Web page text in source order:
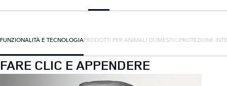
FUNZIONALITÀ E TECNOLOGIAPRODOTTI PER ANIMALI DOMESTICIPROTEZIONE
FARE CLIC E APPENDERE